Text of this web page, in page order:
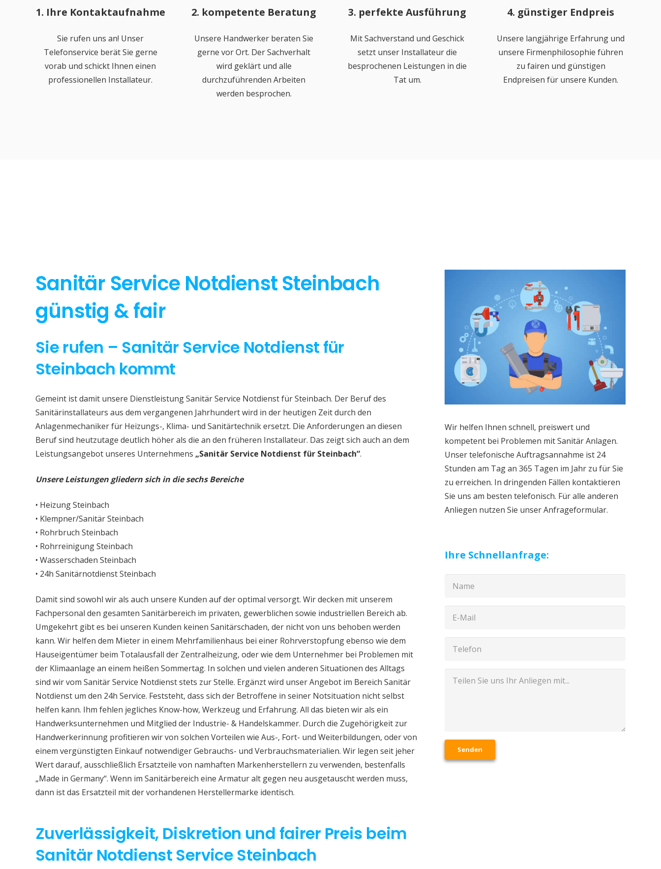
1. Ihre Kontaktaufnahme
Sie rufen uns an! Unser
Telefonservice berät Sie gerne
vorab und schickt Ihnen einen
professionellen Installateur.
2. kompetente Beratung
Unsere Handwerker beraten Sie
gerne vor Ort. Der Sachverhalt
wird geklärt und alle
durchzuführenden Arbeiten
werden besprochen.
3. perfekte Ausführung
Mit Sachverstand und Geschick
setzt unser Installateur die
besprochenen Leistungen in die
Tat um.
4. günstiger Endpreis
Unsere langjährige Erfahrung und
unsere Firmenphilosophie führen
zu fairen und günstigen
Endpreisen für unsere Kunden.
Sanitär Service Notdienst Steinbach
günstig & fair
Sie rufen – Sanitär Service Notdienst für
Steinbach kommt
Gemeint ist damit unsere Dienstleistung Sanitär Service Notdienst für Steinbach. Der Beruf des
Sanitärinstallateurs aus dem vergangenen Jahrhundert wird in der heutigen Zeit durch den
Anlagenmechaniker für Heizungs-, Klima- und Sanitärtechnik ersetzt. Die Anforderungen an diesen
Beruf sind heutzutage deutlich höher als die an den früheren Installateur. Das zeigt sich auch an dem
Leistungsangebot unseres Unternehmens „Sanitär Service Notdienst für Steinbach“.
Unsere Leistungen gliedern sich in die sechs Bereiche
• Heizung Steinbach
• Klempner/Sanitär Steinbach
• Rohrbruch Steinbach
• Rohrreinigung Steinbach
• Wasserschaden Steinbach
• 24h Sanitärnotdienst Steinbach
Damit sind sowohl wir als auch unsere Kunden auf der optimal versorgt. Wir decken mit unserem
Fachpersonal den gesamten Sanitärbereich im privaten, gewerblichen sowie industriellen Bereich ab.
Umgekehrt gibt es bei unseren Kunden keinen Sanitärschaden, der nicht von uns behoben werden
kann. Wir helfen dem Mieter in einem Mehrfamilienhaus bei einer Rohrverstopfung ebenso wie dem
Hauseigentümer beim Totalausfall der Zentralheizung, oder wie dem Unternehmer bei Problemen mit
der Klimaanlage an einem heißen Sommertag. In solchen und vielen anderen Situationen des Alltags
sind wir vom Sanitär Service Notdienst stets zur Stelle. Ergänzt wird unser Angebot im Bereich Sanitär
Notdienst um den 24h Service. Feststeht, dass sich der Betroffene in seiner Notsituation nicht selbst
helfen kann. Ihm fehlen jegliches Know-how, Werkzeug und Erfahrung. All das bieten wir als ein
Handwerksunternehmen und Mitglied der Industrie- & Handelskammer. Durch die Zugehörigkeit zur
Handwerkerinnung profitieren wir von solchen Vorteilen wie Aus-, Fort- und Weiterbildungen, oder von
einem vergünstigten Einkauf notwendiger Gebrauchs- und Verbrauchsmaterialien. Wir legen seit jeher
Wert darauf, ausschließlich Ersatzteile von namhaften Markenherstellern zu verwenden, bestenfalls
„Made in Germany“. Wenn im Sanitärbereich eine Armatur alt gegen neu ausgetauscht werden muss,
dann ist das Ersatzteil mit der vorhandenen Herstellermarke identisch.
Zuverlässigkeit, Diskretion und fairer Preis beim
Sanitär Notdienst Service Steinbach
Wir helfen Ihnen schnell, preiswert und
kompetent bei Problemen mit Sanitär Anlagen.
Unser telefonische Auftragsannahme ist 24
Stunden am Tag an 365 Tagen im Jahr zu für Sie
zu erreichen. In dringenden Fällen kontaktieren
Sie uns am besten telefonisch. Für alle anderen
Anliegen nutzen Sie unser Anfrageformular.
Ihre Schnellanfrage:
Senden